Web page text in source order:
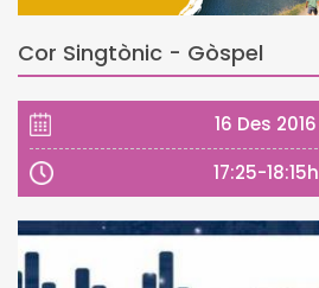
Cor Singtònic - Gòspel
16 Des 2016
17:25-18:15h